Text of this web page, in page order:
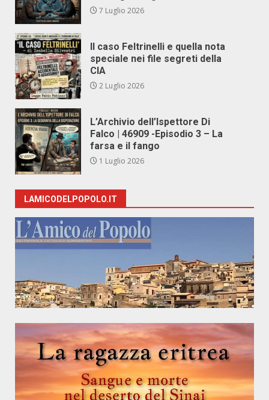
7 Luglio 2026
Il caso Feltrinelli e quella nota
speciale nei file segreti della
CIA
2 Luglio 2026
L’Archivio dell’Ispettore Di
Falco | 46909 -Episodio 3 – La
farsa e il fango
1 Luglio 2026
LAMICODELPOPOLO.IT